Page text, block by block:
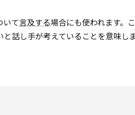
て言及する場合にも使われます。
話し手が考えていることを意味しま